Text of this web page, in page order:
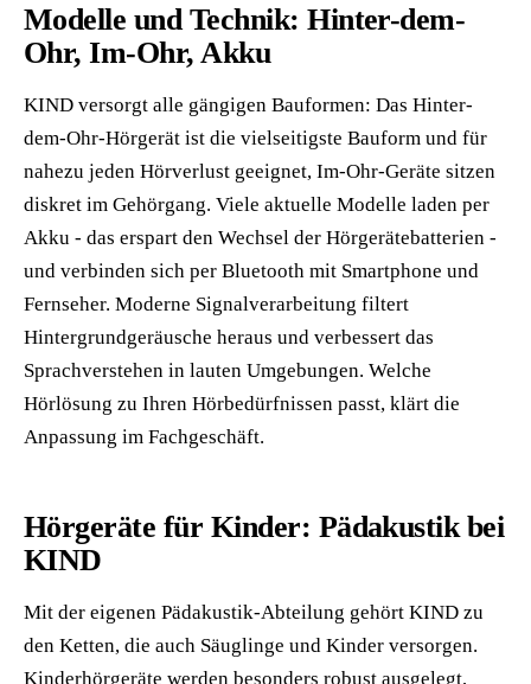
Modelle und Technik: Hinter-dem-
Ohr, Im-Ohr, Akku
KIND versorgt alle gängigen Bauformen: Das Hinter-
dem-Ohr-Hörgerät ist die vielseitigste Bauform und für
nahezu jeden Hörverlust geeignet, Im-Ohr-Geräte sitzen
diskret im Gehörgang. Viele aktuelle Modelle laden per
Akku - das erspart den Wechsel der Hörgerätebatterien -
und verbinden sich per Bluetooth mit Smartphone und
Fernseher. Moderne Signalverarbeitung filtert
Hintergrundgeräusche heraus und verbessert das
Sprachverstehen in lauten Umgebungen. Welche
Hörlösung zu Ihren Hörbedürfnissen passt, klärt die
Anpassung im Fachgeschäft.
Hörgeräte für Kinder: Pädakustik bei
KIND
Mit der eigenen Pädakustik-Abteilung gehört KIND zu
den Ketten, die auch Säuglinge und Kinder versorgen.
Kinderhörgeräte werden besonders robust ausgelegt,